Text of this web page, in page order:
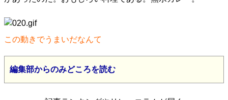
この動きでうまいだなんて
編集部からのみどころを読む